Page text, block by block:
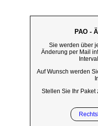
PAO -
Sie werden über
Änderung per Mail
Auf Wunsch werden
Stellen Sie Ihr